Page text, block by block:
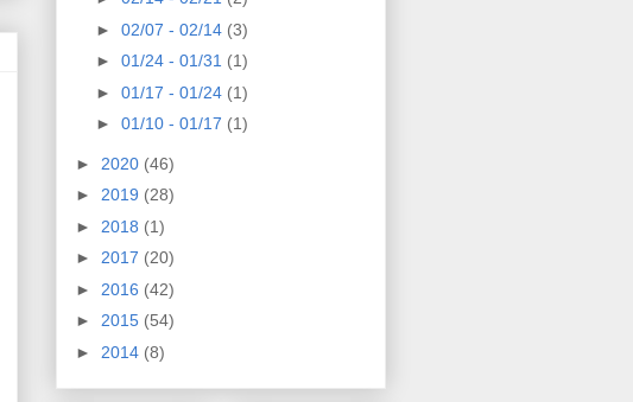
► 02/07 - 02/14 (3)
► 01/24 - 01/31 (1)
► 01/17 - 01/24 (1)
► 01/10 - 01/17 (1)
► 2020 (46)
► 2019 (28)
► 2018 (1)
► 2017 (20)
► 2016 (42)
► 2015 (54)
► 2014 (8)